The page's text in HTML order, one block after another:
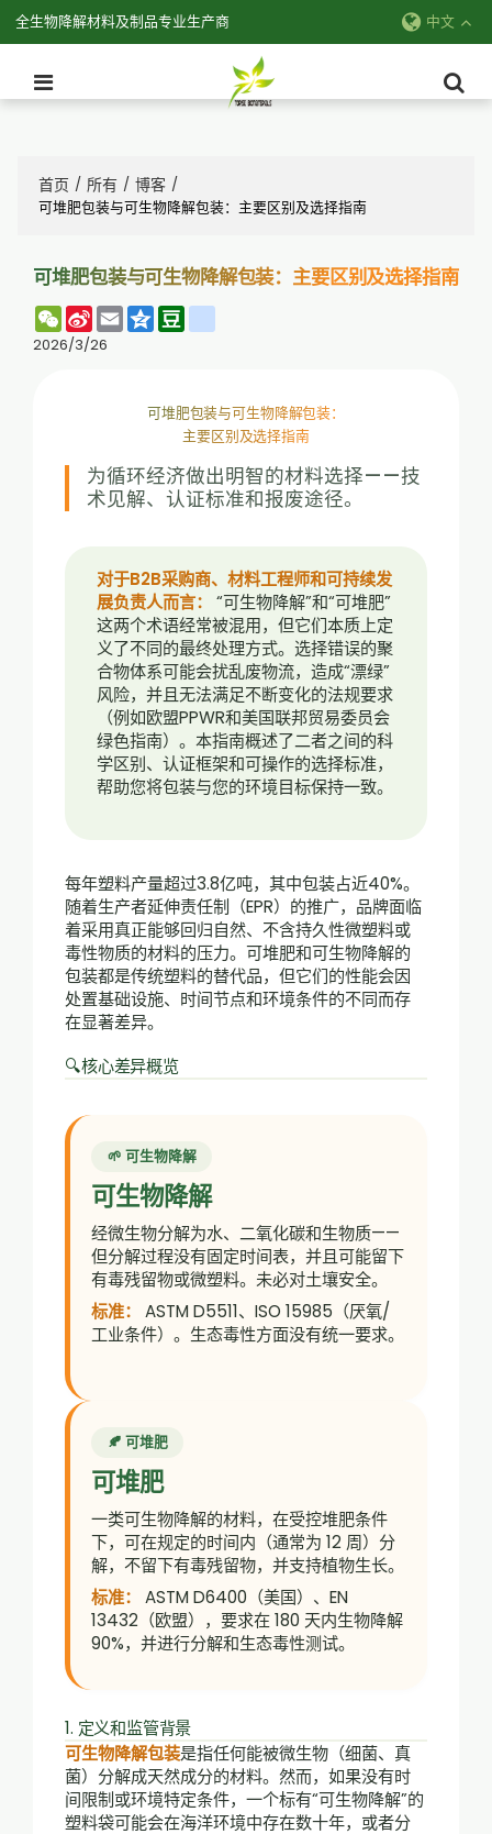
全生物降解材料及制品专业生产商 中文
首页 / 所有 / 博客 /
可堆肥包装与可生物降解包装：主要区别及选择指南
可堆肥包装与可生物降解包装：主要区别及选择指南
WeChat
Sina
Weibo
EmailQzoneDouban
2026/3/26
可堆肥包装与可生物降解包装：
主要区别及选择指南
为循环经济做出明智的材料选择——技
术见解、认证标准和报废途径。
对于B2B采购商、材料工程师和可持续发
展负责人而言：
“可生物降解”和“可堆肥”
这两个术语经常被混用，但它们本质上定
义了不同的最终处理方式。选择错误的聚
合物体系可能会扰乱废物流，造成“漂绿”
风险，并且无法满足不断变化的法规要求
（例如欧盟PPWR和美国联邦贸易委员会
绿色指南）。本指南概述了二者之间的科
学区别、认证框架和可操作的选择标准，
帮助您将包装与您的环境目标保持一致。
每年塑料产量超过3.8亿吨，其中包装占近40%。
随着生产者延伸责任制（EPR）的推广，品牌面临
着采用真正能够回归自然、不含持久性微塑料或
毒性物质的材料的压力。可堆肥和可生物降解的
包装都是传统塑料的替代品，但它们的性能会因
处置基础设施、时间节点和环境条件的不同而存
在显著差异。
🔍核心差异概览
🌱 可生物降解
可生物降解
经微生物分解为水、二氧化碳和生物质——
但分解过程没有固定时间表，并且可能留下
有毒残留物或微塑料。未必对土壤安全。
标准：
ASTM D5511、ISO 15985（厌氧/
工业条件）。生态毒性方面没有统一要求。
🍂 可堆肥
可堆肥
一类可生物降解的材料，在受控堆肥条件
下，可在规定的时间内（通常为 12 周）分
解，不留下有毒残留物，并支持植物生长。
标准：
ASTM D6400（美国）、EN
13432（欧盟），要求在 180 天内生物降解
90%，并进行分解和生态毒性测试。
1. 定义和监管背景
可生物降解包装是指任何能被微生物（细菌、真
菌）分解成天然成分的材料。然而，如果没有时
间限制或环境特定条件，一个标有“可生物降解”的
塑料袋可能会在海洋环境中存在数十年，或者分